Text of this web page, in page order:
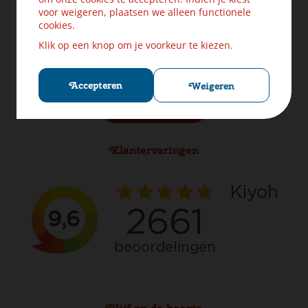
voor weigeren, plaatsen we alleen functionele
cookies.
Klik op een knop om je voorkeur te kiezen.
Accepteren Weigeren
Levering & Verzendinformatie
Ruilen & Retourneren
Klachten? Laat ons helpen!
Cookies
Klantervaringen